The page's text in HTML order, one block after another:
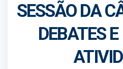
SESSÃO DA
DEBATES